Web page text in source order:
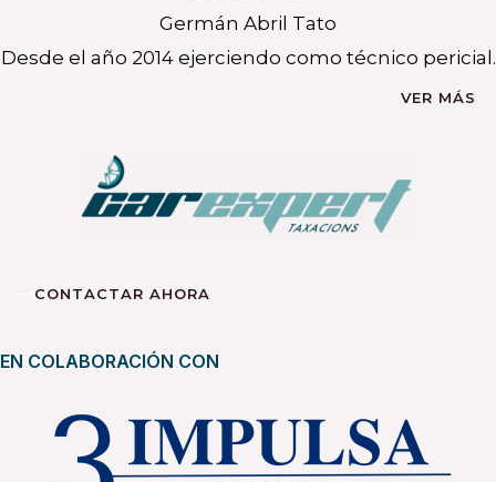
Germán Abril Tato
Desde el año 2014 ejerciendo como técnico pericial.
VER MÁS
CONTACTAR AHORA
EN COLABORACIÓN CON